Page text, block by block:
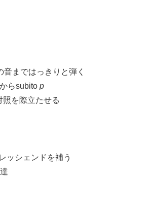
音まではっきりと弾く
らsubito p
照を際立たせる
ッシェンドを補う